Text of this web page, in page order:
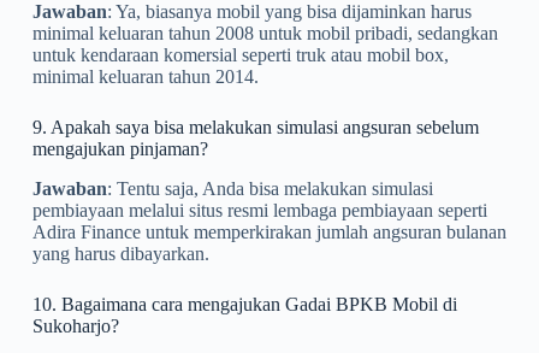
Jawaban: Ya, biasanya mobil yang bisa dijaminkan harus
minimal keluaran tahun 2008 untuk mobil pribadi, sedangkan
untuk kendaraan komersial seperti truk atau mobil box,
minimal keluaran tahun 2014.
9. Apakah saya bisa melakukan simulasi angsuran sebelum
mengajukan pinjaman?
Jawaban: Tentu saja, Anda bisa melakukan simulasi
pembiayaan melalui situs resmi lembaga pembiayaan seperti
Adira Finance untuk memperkirakan jumlah angsuran bulanan
yang harus dibayarkan.
10. Bagaimana cara mengajukan Gadai BPKB Mobil di
Sukoharjo?